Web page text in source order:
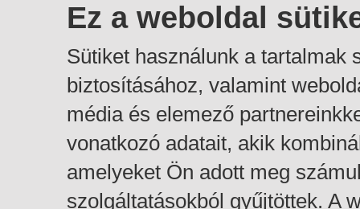
Ez a weboldal
Sütiket használunk a tartalmak
biztosításához, valamint
média és elemező
vonatkozó adatait, akik
amelyeket Ön adott meg
szolgáltatásokból gyűjtöttek. A